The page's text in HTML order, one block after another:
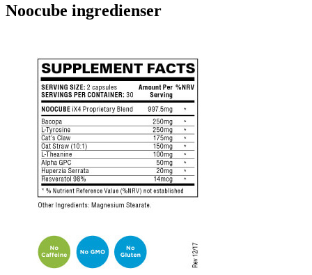
Noocube ingredienser